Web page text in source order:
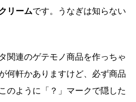
リームです。うなぎは知らない
関連のゲテモノ商品を作っちゃ
何軒かありますけど、必ず商品
のように「？」マークで隠した